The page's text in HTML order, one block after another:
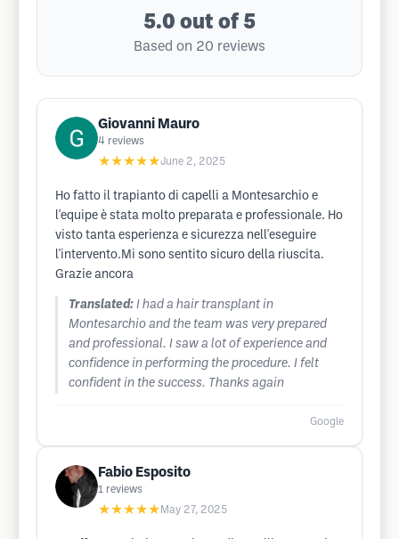
5.0 out of 5
Based on 20 reviews
Giovanni Mauro
4 reviews
★★★★★June 2, 2025
Ho fatto il trapianto di capelli a Montesarchio e
l'equipe è stata molto preparata e professionale. Ho
visto tanta esperienza e sicurezza nell'eseguire
l'intervento.Mi sono sentito sicuro della riuscita.
Grazie ancora
Translated: I had a hair transplant in
Montesarchio and the team was very prepared
and professional. I saw a lot of experience and
confidence in performing the procedure. I felt
confident in the success. Thanks again
Google
Fabio Esposito
1 reviews
★★★★★ May 27, 2025